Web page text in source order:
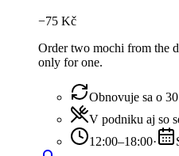
−75 Kč
Order two mochi from the
only for one.
Obnovuje sa o
V podniku aj so
12:00–18:00·